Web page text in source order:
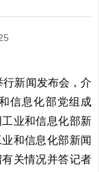
行新闻发布会，介
信息化部党组成
业和信息化部新
和信息化部新闻
关情况并答记者